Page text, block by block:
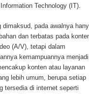
Technology (IT).
dimaksud, pada awalnya
dan terbatas pada
(A/V), tetapi dalam
kemampuannya
konten atau layanan
lebih umum, berupa setiap
tersedia di internet seperti